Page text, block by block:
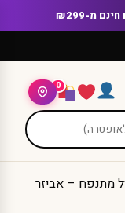
מ-₪299
0
מתנפח – אביזר